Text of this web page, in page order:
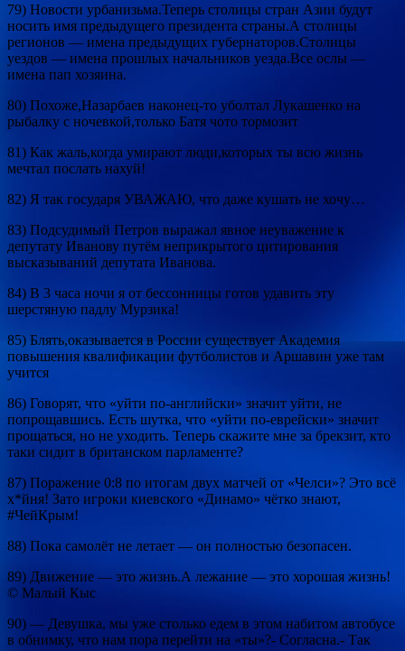
79) Новости урбанизьма.Теперь столицы стран Азии будут
носить имя предыдущего президента страны.А столицы
регионов — имена предыдущих губернаторов.Столицы
уездов — имена прошлых начальников уезда.Все ослы —
имена пап хозяина.
80) Похоже,Назарбаев наконец-то уболтал Лукашенко на
рыбалку с ночевкой,только Батя чото тормозит
81) Как жаль,когда умирают люди,которых ты всю жизнь
мечтал послать нахуй!
82) Я так государя УВАЖАЮ, что даже кушать не хочу…
83) Подсудимый Петров выражал явное неуважение к
депутату Иванову путём неприкрытого цитирования
высказываний депутата Иванова.
84) В 3 часа ночи я от бессонницы готов удавить эту
шерстяную падлу Мурзика!
85) Блять,оказывается в России существует Академия
повышения квалификации футболистов и Аршавин уже там
учится
86) Говорят, что «уйти по-английски» значит уйти, не
попрощавшись. Есть шутка, что «уйти по-еврейски» значит
прощаться, но не уходить. Теперь скажите мне за брекзит, кто
таки сидит в британском парламенте?
87) Поражение 0:8 по итогам двух матчей от «Челси»? Это всё
х*йня! Зато игроки киевского «Динамо» чётко знают,
#ЧейКрым!
88) Пока самолёт не летает — он полностью безопасен.
89) Движение — это жизнь.А лежание — это хорошая жизнь!
© Малый Кыс
90) — Девушка, мы уже столько едем в этом набитом автобусе
в обнимку, что нам пора перейти на «ты»?- Согласна.- Так